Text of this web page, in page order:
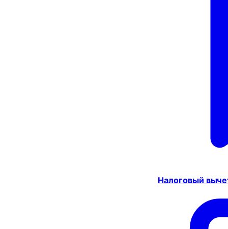
Налоговый